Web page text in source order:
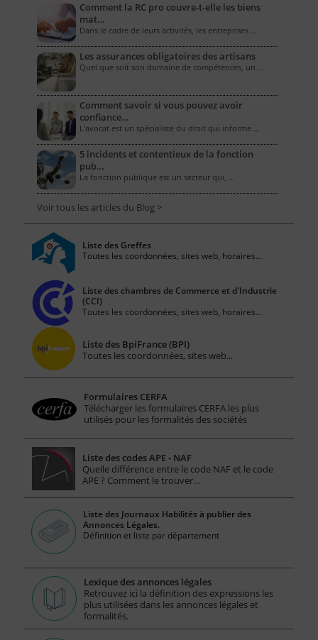
Comment la RC pro couvre-t-elle les biens
mat…
Dans le cadre de leurs activités, les entreprises …
Les assurances obligatoires des artisans
Quel que soit son domaine de compétences, un …
Comment savoir si vous pouvez avoir
confiance…
L'avocat est un spécialiste du droit qui informe …
5 incidents et contentieux de la fonction
pub…
La fonction publique est un secteur qui, …
Voir tous les articles du Blog >
Liste des Greffes
Toutes les coordonnées, sites web, horaires...
Liste des chambres de Commerce et d'Industrie
(CCI)
Toutes les coordonnées, sites web, horaires...
Liste des BpiFrance (BPI)
Toutes les coordonnées, sites web...
Formulaires CERFA
Télécharger les formulaires CERFA les plus
utilisés pour les formalités des sociétés
Liste des codes APE - NAF
Quelle différence entre le code NAF et le code
APE ? Comment le trouver…
Liste des Journaux Habilités à publier des
Annonces Légales.
Définition et liste par département
Lexique des annonces légales
Retrouvez ici la définition des expressions les
plus utilisées dans les annonces légales et
formalités.